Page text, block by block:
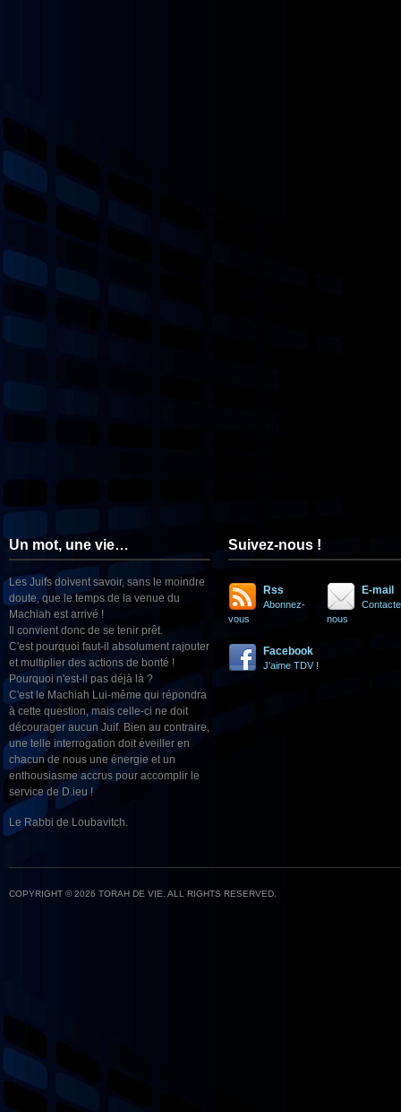
Un mot, une vie…
Les Juifs doivent savoir, sans le moindre
doute, que le temps de la venue du
Machiah est arrivé !
Il convient donc de se tenir prêt.
C'est pourquoi faut-il absolument rajouter
et multiplier des actions de bonté !
Pourquoi n'est-il pas déjà là ?
C'est le Machiah Lui-même qui répondra
à cette question, mais celle-ci ne doit
décourager aucun Juif. Bien au contraire,
une telle interrogation doit éveiller en
chacun de nous une énergie et un
enthousiasme accrus pour accomplir le
service de D.ieu !
Le Rabbi de Loubavitch.
Suivez-nous !
Rss
Abonnez-
vous
E-mail
nous
Facebook
J'aime TDV !
COPYRIGHT © 2026 TORAH DE VIE. ALL RIGHTS RESERVED.